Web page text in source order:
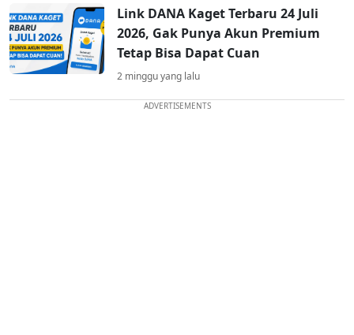
Link DANA Kaget Terbaru 24 Juli
2026, Gak Punya Akun Premium
Tetap Bisa Dapat Cuan
2 minggu yang lalu
ADVERTISEMENTS